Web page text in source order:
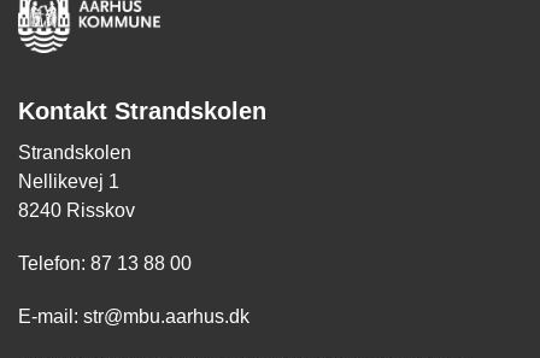
Kontakt Strandskolen
Strandskolen
Nellikevej 1
8240 Risskov
Telefon: 87 13 88 00
E-mail: str@mbu.aarhus.dk